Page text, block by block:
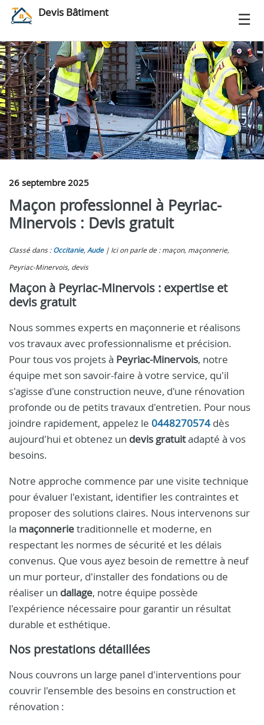
Devis Bâtiment
26 septembre 2025
Maçon professionnel à Peyriac-
Minervois : Devis gratuit
Classé dans : Occitanie, Aude
Ici on parle de : maçon, maçonnerie,
Peyriac-Minervois, devis
Maçon à Peyriac-Minervois : expertise et
devis gratuit
Nous sommes experts en maçonnerie et réalisons
vos travaux avec professionnalisme et précision.
Pour tous vos projets à Peyriac-Minervois, notre
équipe met son savoir-faire à votre service, qu'il
s'agisse d'une construction neuve, d'une rénovation
profonde ou de petits travaux d'entretien. Pour nous
joindre rapidement, appelez le 0448270574 dès
aujourd'hui et obtenez un devis gratuitadapté à vos
besoins.
Notre approche commence par une visite technique
pour évaluer l'existant, identifier les contraintes et
proposer des solutions claires. Nous intervenons sur
la maçonnerietraditionnelle et moderne, en
respectant les normes de sécurité et les délais
convenus. Que vous ayez besoin de remettre à neuf
un mur porteur, d'installer des fondations ou de
réaliser un dallage, notre équipe possède
l'expérience nécessaire pour garantir un résultat
durable et esthétique.
Nos prestations détaillées
Nous couvrons un large panel d'interventions pour
couvrir l'ensemble des besoins en construction et
rénovation :